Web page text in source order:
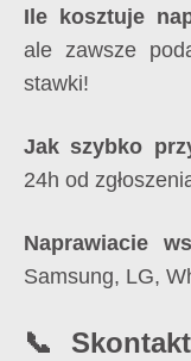
Ile kosztuje
ale zawsze
stawki!
Jak szybko
24h od
Naprawiacie
Samsung, LG,
📞